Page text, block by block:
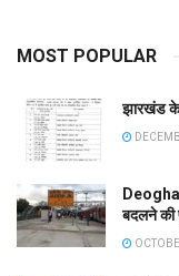
MOST POPULAR
झारखंड के
बदलने की